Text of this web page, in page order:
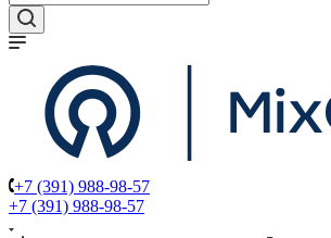
+7 (391) 988-98-57
+7 (391) 988-98-57